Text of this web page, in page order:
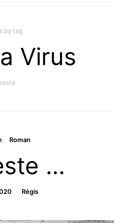
by tag
Virus
Roman
…
Régis